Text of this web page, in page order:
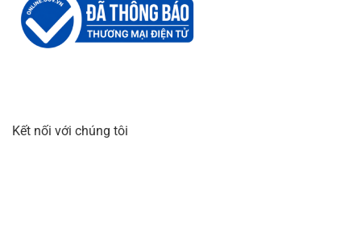
Kết nối với chúng tôi